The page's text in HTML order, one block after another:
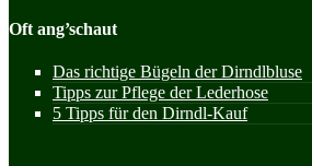
Oft ang’schaut
Das richtige Bügeln der Dirndlbluse
Tipps zur Pflege der Lederhose
5 Tipps für den Dirndl-Kauf